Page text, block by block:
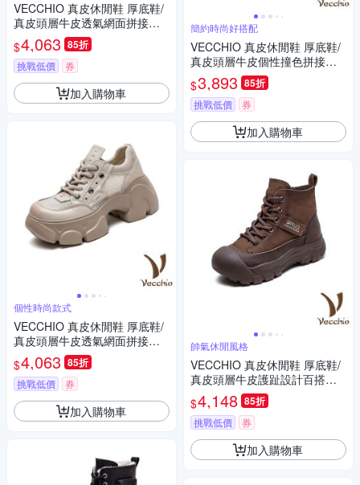
VECCHIO 真皮休閒鞋 厚底鞋/
真皮頭層牛皮透氣網面拼接鬆
糕厚底休閒鞋 黑
$4,063 85折
挑戰低價 券
加入購物車
個性時尚款式
VECCHIO 真皮休閒鞋 厚底鞋/
真皮頭層牛皮透氣網面拼接鬆
糕厚底休閒鞋 米
$4,063 85折
挑戰低價 券
加入購物車
簡約時尚好搭配
VECCHIO 真皮休閒鞋 厚底鞋/
真皮頭層牛皮個性撞色拼接繫
帶厚底休閒鞋 棕
$3,893 85折
挑戰低價 券
加入購物車
帥氣休閒風格
VECCHIO 真皮休閒鞋 厚底鞋/
真皮頭層牛皮護趾設計百搭個
性厚底休閒鞋 棕
$4,148 85折
挑戰低價 券
加入購物車